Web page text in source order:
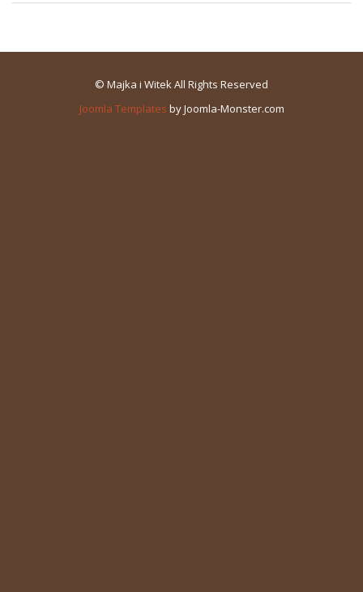
© Majka i Witek All Rights Reserved
Joomla Templates by Joomla-Monster.com